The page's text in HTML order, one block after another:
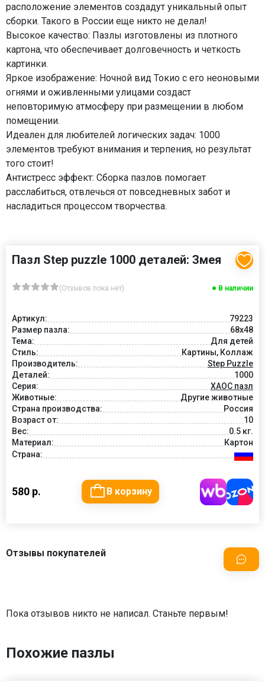
расположение элементов создадут уникальный опыт
сборки. Такого в России еще никто не делал!
Высокое качество: Пазлы изготовлены из плотного
картона, что обеспечивает долговечность и четкость
картинки.
Яркое изображение: Ночной вид Токио с его неоновыми
огнями и оживленными улицами создаст
неповторимую атмосферу при размещении в любом
помещении.
Идеален для любителей логических задач: 1000
элементов требуют внимания и терпения, но результат
того стоит!
Антистресс эффект: Сборка пазлов помогает
расслабиться, отвлечься от повседневных забот и
насладиться процессом творчества.
Пазл Step puzzle 1000 деталей: Змея
(Отзывов пока нет) В наличии
Артикул:
79223
Размер пазла:
68x48
Тема:
Для детей
Стиль:
Картины, Коллаж
Производитель:
Step Puzzle
Деталей:
1000
Серия:
ХАОС пазл
Животные:
Другие животные
Страна производства:
Россия
Возраст от:
10
Вес:
0.5 кг.
Материал:
Картон
Страна:
580 р. В корзину
Отзывы покупателей
Пока отзывов никто не написал. Станьте первым!
Похожие пазлы